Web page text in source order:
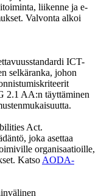
liikenne ja e-
Valvonta alkoi
ICT-
selkäranka, johon
2.1 AA:n täyttäminen
Act.
joka asettaa
organisaatioille,
KatsoAODA-